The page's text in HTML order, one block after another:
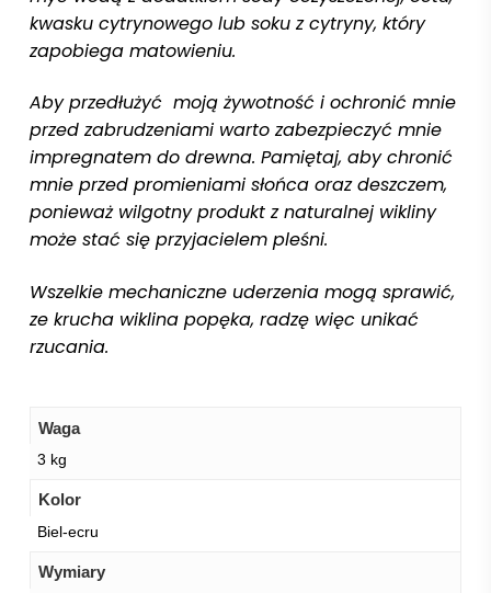
kwasku cytrynowego lub soku z cytryny, który
zapobiega matowieniu.
Aby przedłużyć moją żywotność i ochronić mnie
przed zabrudzeniami warto zabezpieczyć mnie
impregnatem do drewna. Pamiętaj, aby chronić
mnie przed promieniami słońca oraz deszczem,
ponieważ wilgotny produkt z naturalnej wikliny
może stać się przyjacielem pleśni.
Wszelkie mechaniczne uderzenia mogą sprawić,
ze krucha wiklina popęka, radzę więc unikać
rzucania.
Waga
3 kg
Kolor
Biel-ecru
Wymiary